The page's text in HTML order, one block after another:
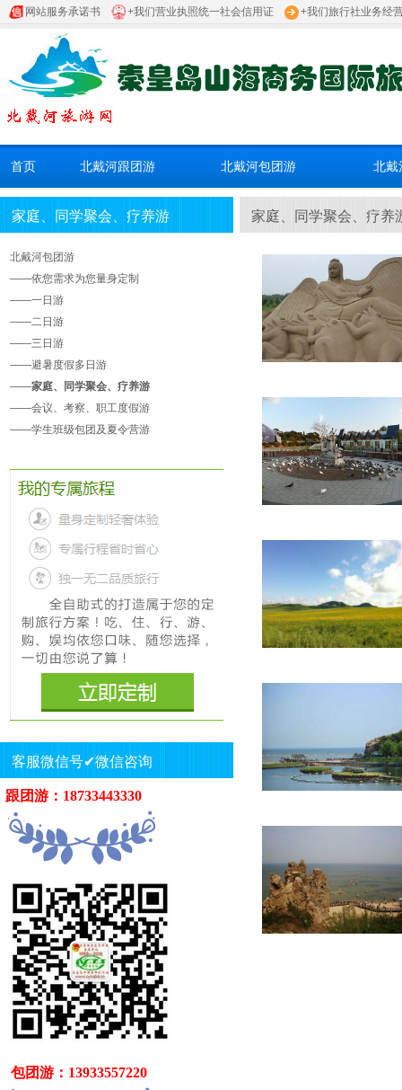
网站服务承诺书 +我们营业执照统一社会信用证 +我们旅行社业务经
首页 北戴河跟团游 北戴河包团游 北戴
家庭、同学聚会、疗养游
北戴河包团游
——依您需求为您量身定制
——一日游
——二日游
——三日游
——避暑度假多日游
——家庭、同学聚会、疗养游
——会议、考察、职工度假游
——学生班级包团及夏令营游
客服微信号✔微信咨询
跟团游：18733443330
包团游：13933557220
家庭、同学聚会、疗养